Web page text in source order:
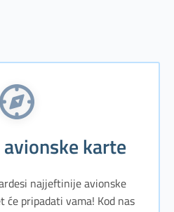
avionske karte
najjeftinije avionske
će pripadati vama! Kod nas